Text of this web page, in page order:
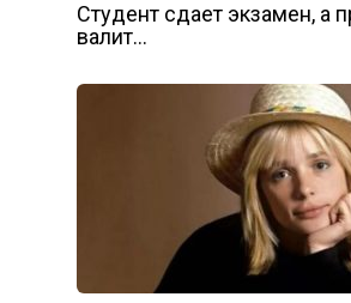
Студент сдает экзамен, а
валит…